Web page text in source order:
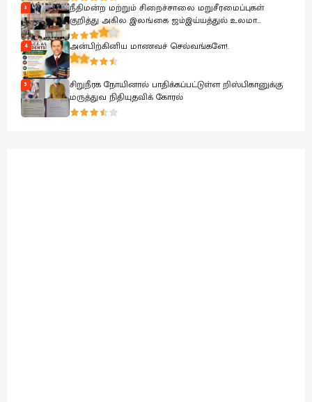
3
நீதிமன்ற மற்றும் சிறைச்சாலை மறுசீரமைப்புகள்
குறித்து அகில இலங்கை ஜம்இய்யத்துல் உலமா
சபைக்கு தெளிவுபடுத்தும் நிகழ்வு
4 அன்பிற்கினிய மாணவச் செல்வங்களே!.
5
சிறுநீரக நோயினால் பாதிக்கப்பட்டுள்ள றிஸ்பிகானுக்கு
மருத்துவ நிதியுதவிக் கோரல்